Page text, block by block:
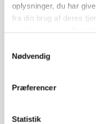
oplysninger, du har
fra din brug af deres
Nødvendig
Præferencer
Statistik
Økologien står